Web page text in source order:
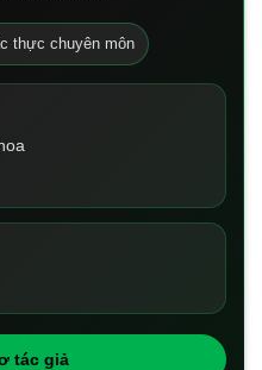
thực chuyên môn
tác giả